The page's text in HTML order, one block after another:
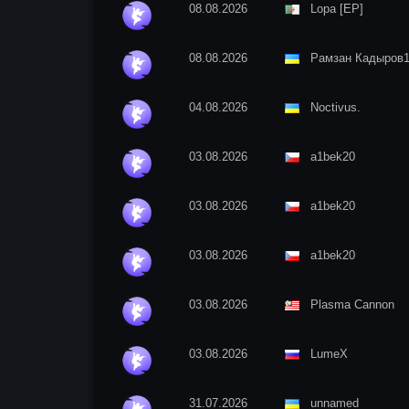
08.08.2026 Lopa [EP]
08.08.2026 Рамзан Кадыров1
04.08.2026 Nосtivus.
03.08.2026 a1bek20
03.08.2026 a1bek20
03.08.2026 a1bek20
03.08.2026 Plasma Cannon
03.08.2026 LumeX
31.07.2026 unnamed